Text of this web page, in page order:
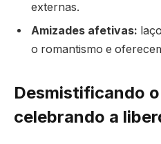
externas.
Amizades afetivas:
o romantismo e
Desmistificando
celebrando a